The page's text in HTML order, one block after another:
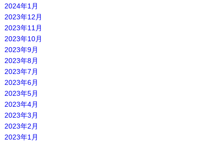
2024年1月
2023年12月
2023年11月
2023年10月
2023年9月
2023年8月
2023年7月
2023年6月
2023年5月
2023年4月
2023年3月
2023年2月
2023年1月